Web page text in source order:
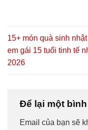
15+ món quà sinh
em gái 15 tuổi tinh tế
2026
Để lại một
Email của bạn sẽ